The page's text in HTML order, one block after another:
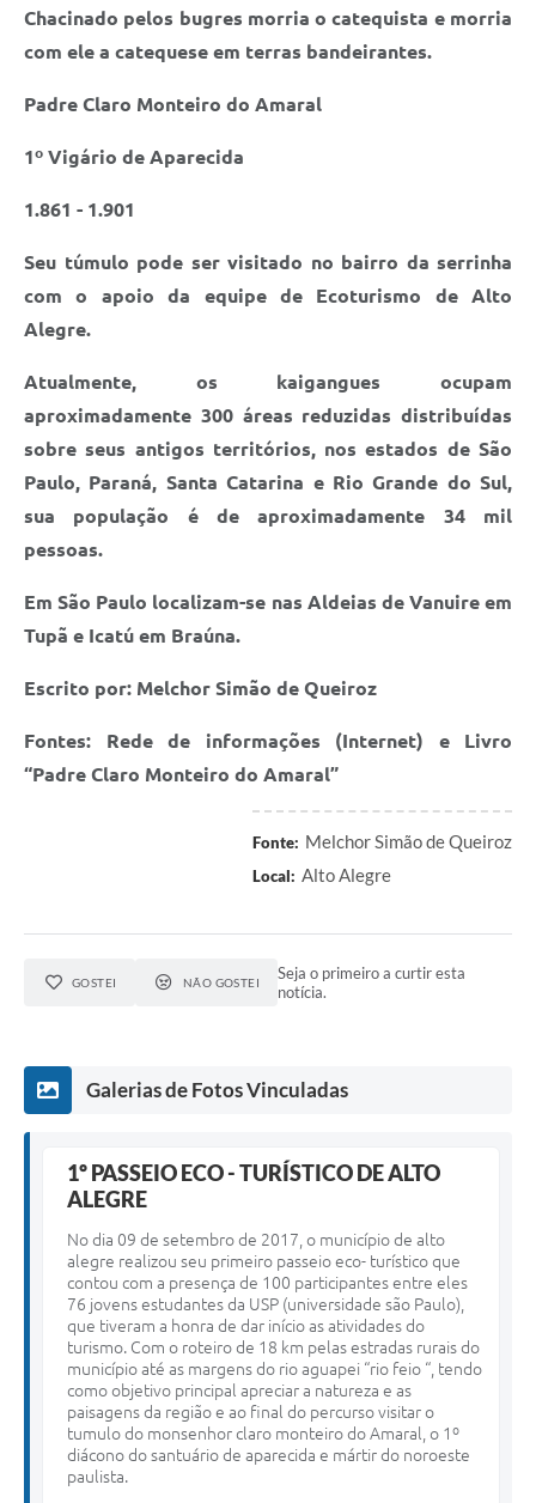
Chacinado pelos bugres morria o catequista e morria
com ele a catequese em terras bandeirantes.
Padre Claro Monteiro do Amaral
1º Vigário de Aparecida
1.861 - 1.901
Seu túmulo pode ser visitado no bairro da serrinha
com o apoio da equipe de Ecoturismo de Alto
Alegre.
Atualmente, os kaigangues ocupam
aproximadamente 300 áreas reduzidas distribuídas
sobre seus antigos territórios, nos estados de São
Paulo, Paraná, Santa Catarina e Rio Grande do Sul,
sua população é de aproximadamente 34 mil
pessoas.
Em São Paulo localizam-se nas Aldeias de Vanuire em
Tupã e Icatú em Braúna.
Escrito por: Melchor Simão de Queiroz
Fontes: Rede de informações (Internet) e Livro
“Padre Claro Monteiro do Amaral”
Fonte: Melchor Simão de Queiroz
Local: Alto Alegre
GOSTEI NÃO GOSTEI
Seja o primeiro a curtir esta
notícia.
Galerias de Fotos Vinculadas
1º PASSEIO ECO - TURÍSTICO DE ALTO
ALEGRE
No dia 09 de setembro de 2017, o município de alto
alegre realizou seu primeiro passeio eco- turístico que
contou com a presença de 100 participantes entre eles
76 jovens estudantes da USP (universidade são Paulo),
que tiveram a honra de dar início as atividades do
turismo. Com o roteiro de 18 km pelas estradas rurais do
município até as margens do rio aguapei “rio feio “, tendo
como objetivo principal apreciar a natureza e as
paisagens da região e ao final do percurso visitar o
tumulo do monsenhor claro monteiro do Amaral, o 1º
diácono do santuário de aparecida e mártir do noroeste
paulista.